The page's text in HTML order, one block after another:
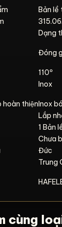
Bản lề
Dạng
Đóng
110º
Inox
hoàn thiệnInox
Lắp
1 Bản
Chưa
Đức
Trung
cùng